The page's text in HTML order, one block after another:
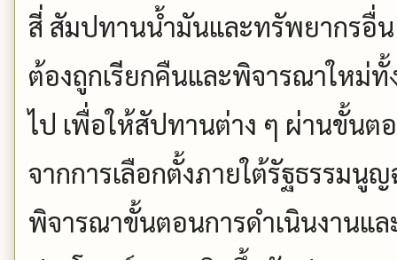
สี่ สัมปทานน้ำมันและทรัพยากรอื่
ต้องถูกเรียกคืนและพิจารณาใหม่
ไป เพื่อให้สัปทานต่าง ๆ ผ่านขั้น
จากการเลือกตั้งภายใต้รัฐธรรมนู
พิจารณาขั้นตอนการดำเนินงานแ